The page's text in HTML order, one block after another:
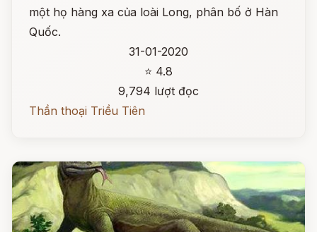
một họ hàng xa của loài Long, phân bố ở Hàn
Quốc.
31-01-2020
⭐ 4.8
9,794 lượt đọc
Thần thoại Triều Tiên